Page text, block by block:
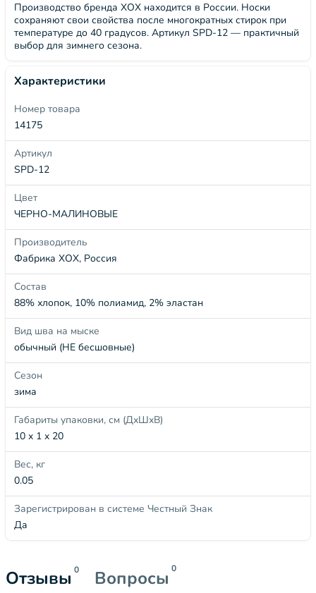
Производство бренда ХОХ находится в России. Носки
сохраняют свои свойства после многократных стирок при
температуре до 40 градусов. Артикул SPD-12 — практичный
выбор для зимнего сезона.
Характеристики
Номер товара
14175
Артикул
SPD-12
Цвет
ЧЕРНО-МАЛИНОВЫЕ
Производитель
Фабрика ХОХ, Россия
Состав
88% хлопок, 10% полиамид, 2% эластан
Вид шва на мыске
обычный (НЕ бесшовные)
Сезон
зима
Габариты упаковки, см (ДхШхВ)
10 x 1 x 20
Вес, кг
0.05
Зарегистрирован в системе Честный Знак
Да
Отзывы 0 Вопросы 0